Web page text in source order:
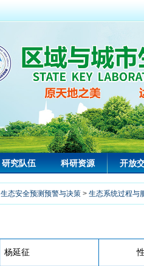
研究队伍 科研资源 开放
生态安全预测预警与决策 > 生态系统过程与
杨延征